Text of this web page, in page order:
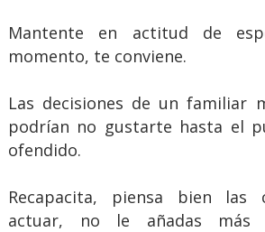
Mantente en actitud de
momento, te conviene.
Las decisiones de un familiar
podrían no gustarte hasta el
ofendido.
Recapacita, piensa bien las
actuar, no le añadas más